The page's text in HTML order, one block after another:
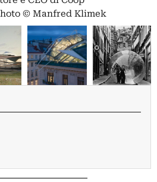
© Manfred Klimek